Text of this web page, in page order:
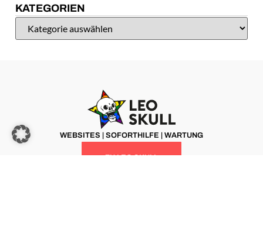
KATEGORIEN
WEBSITES | SOFORTHILFE | WARTUNG
ZU LEO SKULL